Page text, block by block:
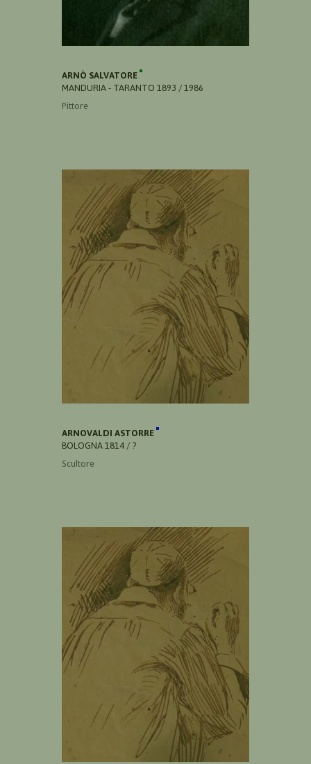
ARNÒ SALVATORE
MANDURIA - TARANTO 1893 / 1986
Pittore
ARNOVALDI ASTORRE
BOLOGNA 1814 / ?
Scultore